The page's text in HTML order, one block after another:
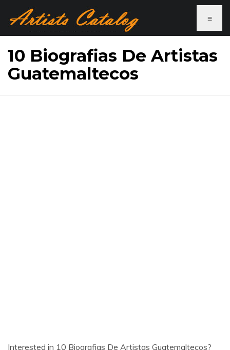
≡
10 Biografias De Artistas
Guatemaltecos
Interested in 10 Biografias De Artistas Guatemaltecos?